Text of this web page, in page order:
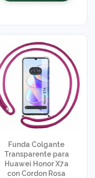
Funda Colgante
Transparente para
Huawei Honor X7a
con Cordon Rosa